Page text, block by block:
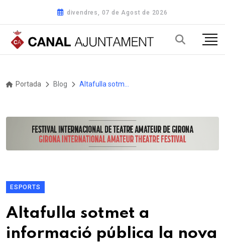
divendres, 07 de Agost de 2026
Portada Blog
ESPORTS
Altafulla sotmet a
informació pública la nova